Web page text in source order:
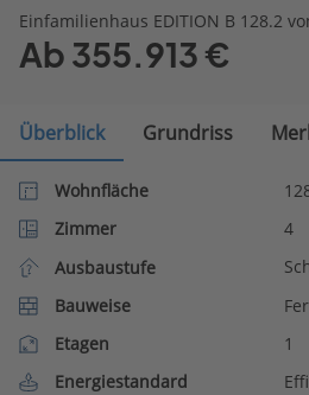
Einfamilienhaus EDITION B 128.2
Ab 355.913 €
Überblick Grundriss
Wohnfläche
Zimmer
4
Ausbaustufe
Bauweise
Etagen
1
Energiestandard